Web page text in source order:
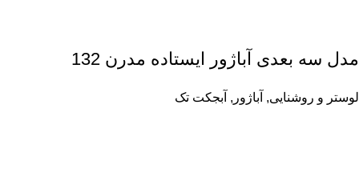
مدل سه بعدی آباژور ایستاده مدرن 132
لوستر و روشنایی, آباژور , آبجکت تک